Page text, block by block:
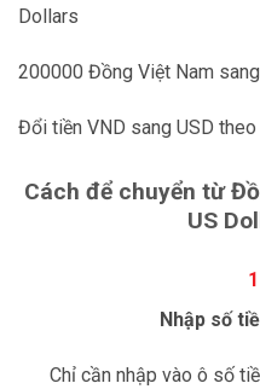
Dollars
200000 Đồng Việt Nam
Đổi tiền VND sang USD
Cách để chuyển từ
US
1
Nhập số
Chỉ cần nhập vào ô số